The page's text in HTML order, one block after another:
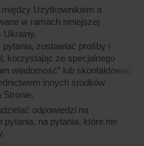
Użytkownikiem a
w ramach niniejszej
Ukrainy.
zostawiać prośby i
korzystając ze specjalnego
wiadomość” lub skontaktować
innych środków
Stronie.
odpowiedzi na
pytania, na pytania, które nie